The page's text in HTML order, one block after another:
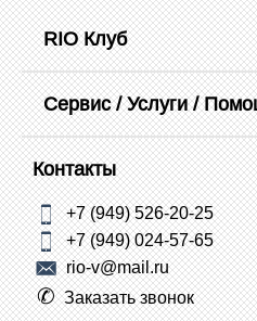
RIO Клуб
Сервис / Услуги /
Контакты
+7 (949) 526-20-25
+7 (949) 024-57-65
rio-v@mail.ru
Заказать звонок